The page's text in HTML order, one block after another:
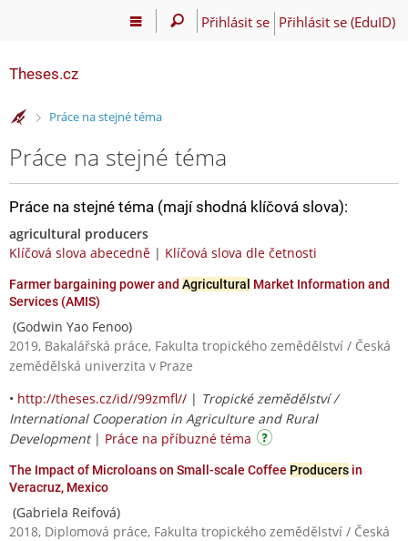
Přihlásit se Přihlásit se (EduID)
Theses.cz
>Práce na stejné téma
Práce na stejné téma
Práce na stejné téma (mají shodná klíčová slova):
agricultural producers
Klíčová slova abecedně | Klíčová slova dle četnosti
Farmer bargaining power and Agricultural Market Information and
Services (AMIS)
(Godwin Yao Fenoo)
2019, Bakalářská práce, Fakulta tropického zemědělství / Česká
zemědělská univerzita v Praze
• http://theses.cz/id//99zmfl// | Tropické zemědělství /
International Cooperation in Agriculture and Rural
Development| Práce na příbuzné téma
The Impact of Microloans on Small-scale Coffee Producers in
Veracruz, Mexico
(Gabriela Reifová)
2018, Diplomová práce, Fakulta tropického zemědělství / Česká